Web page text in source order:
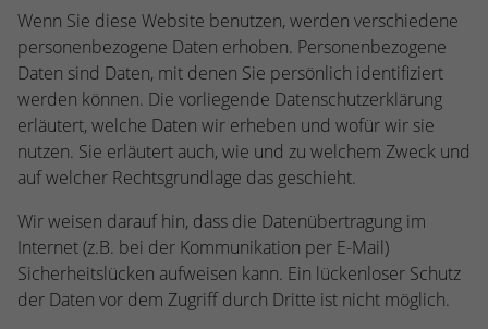
Wenn Sie diese Website benutzen, werden verschiedene
personenbezogene Daten erhoben. Personenbezogene
Daten sind Daten, mit denen Sie persönlich identifiziert
werden können. Die vorliegende Datenschutzerklärung
erläutert, welche Daten wir erheben und wofür wir sie
nutzen. Sie erläutert auch, wie und zu welchem Zweck und
auf welcher Rechtsgrundlage das geschieht.
Wir weisen darauf hin, dass die Datenübertragung im
Internet (z.B. bei der Kommunikation per E-Mail)
Sicherheitslücken aufweisen kann. Ein lückenloser Schutz
der Daten vor dem Zugriff durch Dritte ist nicht möglich.
Einstellungen.
Name SBW_user
Anbieter TYPO3
Laufzeit Sitzungsende
Zweck
Dieses Cookie ist ein Standard-Session-
Cookie von TYPO3. Es speichert im Falle
eines Benutzer-Logins die Session-ID. So
kann der eingeloggte Benutzer
Name _ga
Anbieter Google Analytics
Laufzeit 2 Jahre
Zweck
Dieses Cookie wird von Google Analytics
Besucher-, Sitzungs- und Kampagnendaten
zu berechnen und die Nutzung der
Website für den Analysebericht der
Website zu verfolgen. Die Cookies
speichern Informationen anonym und
Cookie-Informationen anzeigen